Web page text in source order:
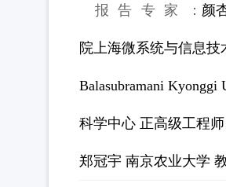
报告专家： 颜
院上海微系统与信息
Balasubramani
科学中心 正高级工程
郑冠宇 南京农业大学